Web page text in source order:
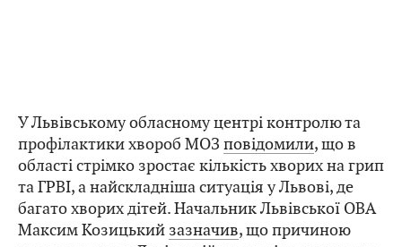
У Львівському обласному центрі контролю та
профілактики хвороб МОЗ повідомили, що в
області стрімко зростає кількість хворих на грип
та ГРВІ, а найскладніша ситуація у Львові, де
багато хворих дітей. Начальник Львівської ОВА
Максим Козицький зазначив, що причиною